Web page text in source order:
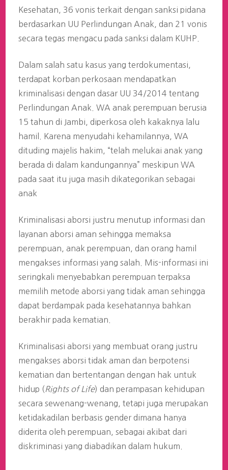
Kesehatan, 36 vonis terkait dengan sanksi pidana
berdasarkan UU Perlindungan Anak, dan 21 vonis
secara tegas mengacu pada sanksi dalam KUHP.
Dalam salah satu kasus yang terdokumentasi,
terdapat korban perkosaan mendapatkan
kriminalisasi dengan dasar UU 34/2014 tentang
Perlindungan Anak. WA anak perempuan berusia
15 tahun di Jambi, diperkosa oleh kakaknya lalu
hamil. Karena menyudahi kehamilannya, WA
dituding majelis hakim, “telah melukai anak yang
berada di dalam kandungannya” meskipun WA
pada saat itu juga masih dikategorikan sebagai
anak
Kriminalisasi aborsi justru menutup informasi dan
layanan aborsi aman sehingga memaksa
perempuan, anak perempuan, dan orang hamil
mengakses informasi yang salah. Mis-informasi ini
seringkali menyebabkan perempuan terpaksa
memilih metode aborsi yang tidak aman sehingga
dapat berdampak pada kesehatannya bahkan
berakhir pada kematian.
Kriminalisasi aborsi yang membuat orang justru
mengakses aborsi tidak aman dan berpotensi
kematian dan bertentangan dengan hak untuk
hidup (Rights of Life) dan perampasan kehidupan
secara sewenang-wenang, tetapi juga merupakan
ketidakadilan berbasis gender dimana hanya
diderita oleh perempuan, sebagai akibat dari
diskriminasi yang diabadikan dalam hukum.